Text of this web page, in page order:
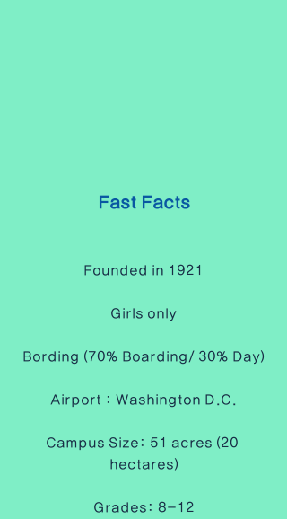
Fast Facts
Founded in 1921
Girls only
Bording (70% Boarding/ 30% Day)
Airport : Washington D.C.
Campus Size: 51 acres (20
hectares)
Grades: 8-12